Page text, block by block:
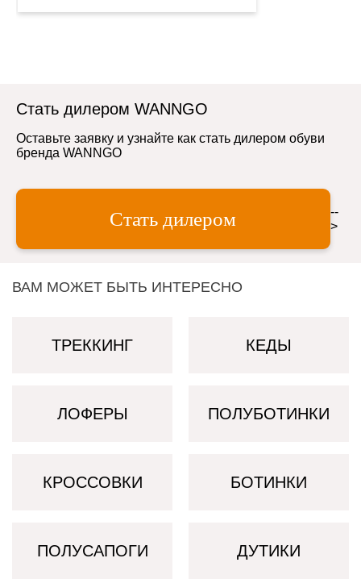
Стать дилером WANNGO
Оставьте заявку и узнайте как стать дилером обуви
бренда WANNGO
Стать дилером
--
>
ВАМ МОЖЕТ БЫТЬ ИНТЕРЕСНО
ТРЕККИНГ КЕДЫ
ЛОФЕРЫ ПОЛУБОТИНКИ
КРОССОВКИ БОТИНКИ
ПОЛУСАПОГИ ДУТИКИ